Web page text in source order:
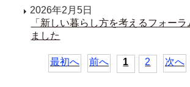
2026年2月5日
「新しい暮らし方を考えるフォー
ました
最初へ 前へ 1 2 次へ